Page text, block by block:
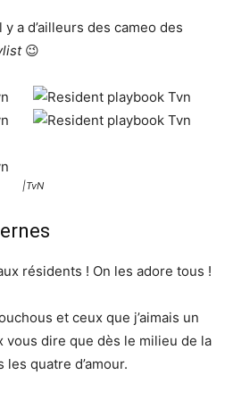
a d’ailleurs des cameo des
😉
|TvN
résidents ! On les adore tous !
et ceux que j’aimais un
vous dire que dès le milieu de la
quatre d’amour.